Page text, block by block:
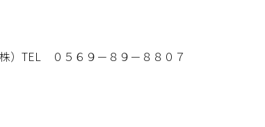
）TEL ０５６９－８９－８８０７